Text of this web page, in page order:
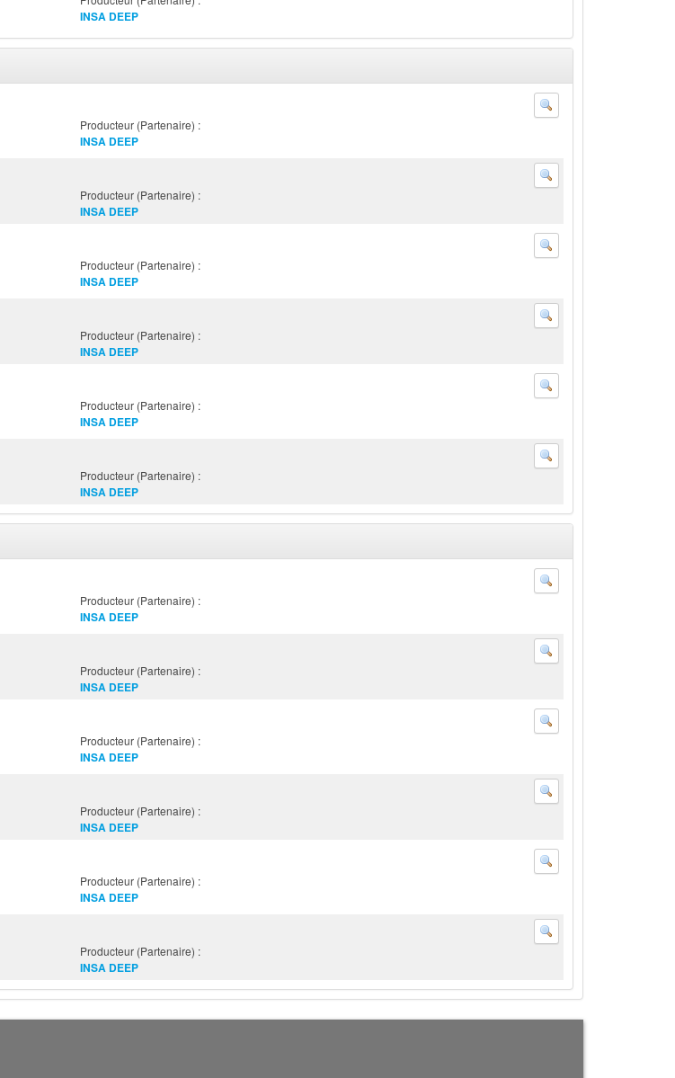
INSA DEEP
Producteur (Partenaire) :
INSA DEEP
Producteur (Partenaire) :
INSA DEEP
Producteur (Partenaire) :
INSA DEEP
Producteur (Partenaire) :
INSA DEEP
Producteur (Partenaire) :
INSA DEEP
Producteur (Partenaire) :
INSA DEEP
Producteur (Partenaire) :
INSA DEEP
Producteur (Partenaire) :
INSA DEEP
Producteur (Partenaire) :
INSA DEEP
Producteur (Partenaire) :
INSA DEEP
Producteur (Partenaire) :
INSA DEEP
Producteur (Partenaire) :
INSA DEEP